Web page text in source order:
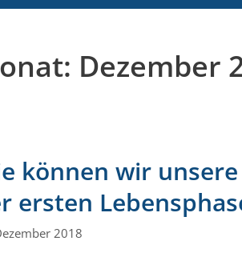
Dezember
können wir
ersten
2018